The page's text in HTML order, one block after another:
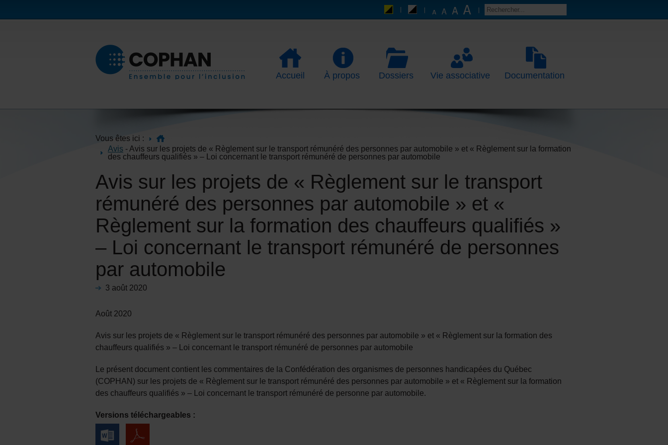
Accueil À propos Dossiers Vie associative Documentation
Vous êtes ici :
Avis - Avis sur les projets de « Règlement sur le transport rémunéré des personnes par automobile » et « Règlement sur la formation
des chauffeurs qualifiés » – Loi concernant le transport rémunéré de personnes par automobile
Avis sur les projets de « Règlement sur le transport
rémunéré des personnes par automobile » et «
Règlement sur la formation des chauffeurs qualifiés »
– Loi concernant le transport rémunéré de personnes
par automobile
3 août 2020
Août 2020
Avis sur les projets de « Règlement sur le transport rémunéré des personnes par automobile » et « Règlement sur la formation des
chauffeurs qualifiés » – Loi concernant le transport rémunéré de personnes par automobile
Le présent document contient les commentaires de la Confédération des organismes de personnes handicapées du Québec
(COPHAN) sur les projets de « Règlement sur le transport rémunéré des personnes par automobile » et « Règlement sur la formation
des chauffeurs qualifiés » – Loi concernant le transport rémunéré de personne par automobile.
Versions téléchargeables :